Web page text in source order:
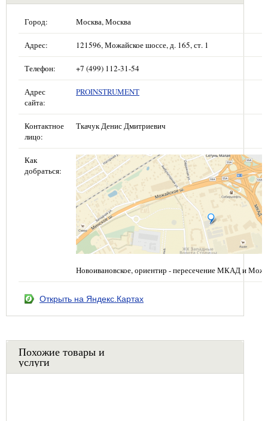
Город: Москва, Москва
Адрес: 121596, Можайское шоссе, д. 165, ст. 1
Телефон: +7 (499) 112-31-54
Адрес
сайта:
PROINSTRUMENT
Контактное
лицо:
Ткачук Денис Дмитриевич
Как
добраться:
Новоивановское, ориентир - пересечение МКАД и
Открыть на Яндекс.Картах
Похожие товары и
услуги